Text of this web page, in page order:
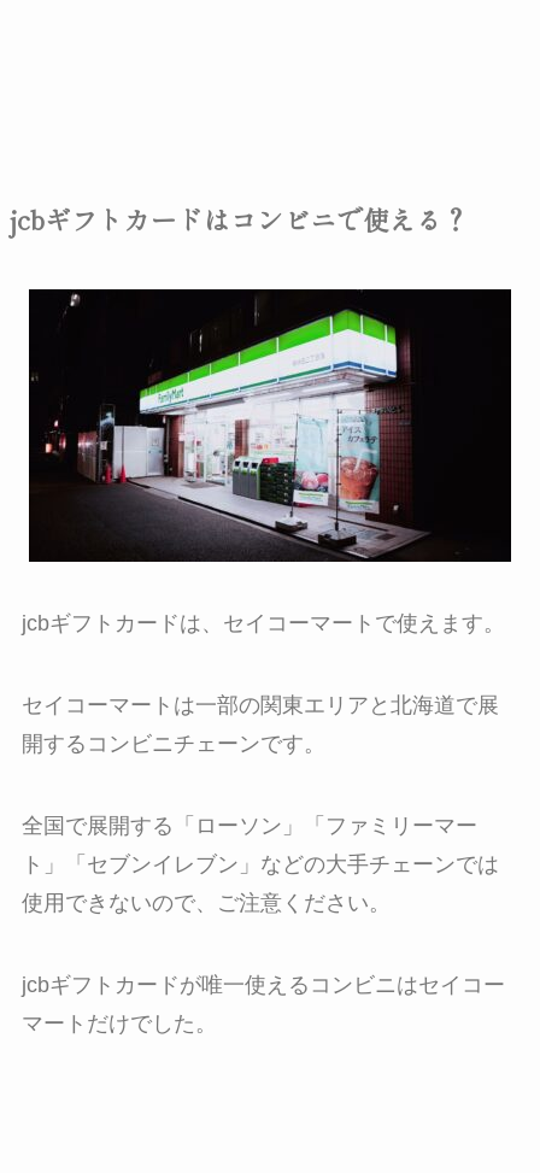
jcbギフトカードはコンビニで使える？
jcbギフトカードは、 セイコーマートで使えます。
セイコーマートは一部の関東エリアと北海道で展
開するコンビニチェーンです。
全国で展開する「ローソン」「ファミリーマー
ト」「セブンイレブン」などの大手チェーンでは
使用できないので、ご注意ください。
jcbギフトカードが唯一使えるコンビニはセイコー
マートだけでした。